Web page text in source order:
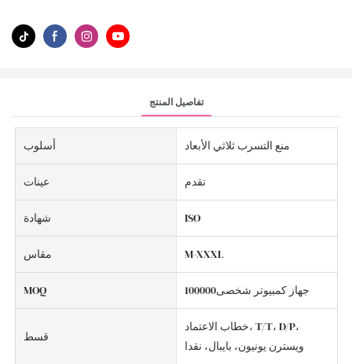
تفاصيل المنتج
أسلوب منع التسرب ثلاثي الأبعاد
عينات تقدم
شهادة ISO
مقاس M-XXXL
MOQ جهاز كمبيوتر شخصى100000
قسط
خطاب الاعتماد، T/T، D/P،
ويسترن يونيون، بايبال، نقدا